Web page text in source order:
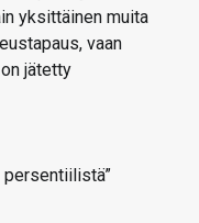
yksittäinen muita
vaan
jätetty
persentiilistä”